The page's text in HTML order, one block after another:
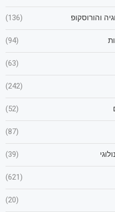
והורוסקופ (136)
(94)
(63)
(242)
(52)
(87)
(39)
(621)
(20)